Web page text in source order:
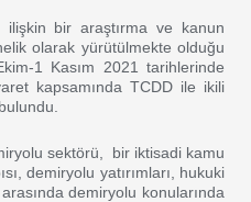
ilişkin bir araştırma ve kanun
olarak yürütülmekte olduğu
1 Kasım 2021 tarihlerinde
kapsamında TCDD ile ikili
sektörü, bir iktisadi kamu
demiryolu yatırımları, hukuki
demiryolu konularında